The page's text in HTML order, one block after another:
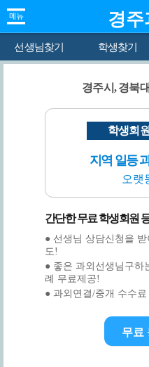
경주
선생님찾기 학생찾기
경주시, 경북
학생회
지역 일등
오랫
간단한 무료 학생회원
● 선생님 상담신청을
도!
● 좋은 과외선생님구하
례 무료제공!
● 과외연결/중개 수수료
무료